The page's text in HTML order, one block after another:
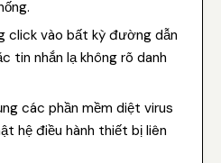
click vào bất kỳ đường dẫn
tin nhắn lạ không rõ danh
các phần mềm diệt virus
hệ điều hành thiết bị liên